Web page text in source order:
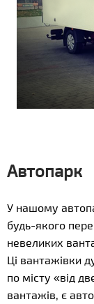
Автопарк
У нашому
будь-якого
невеликих
Ці вантажівки
по місту «від
вантажів, є